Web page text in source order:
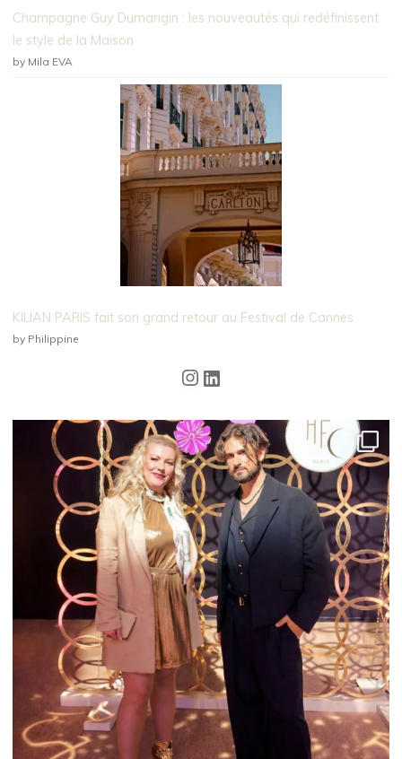
Champagne Guy Dumangin : les nouveautés qui redéfinissent
le style de la Maison
by Mila EVA
KILIAN PARIS fait son grand retour au Festival de Cannes
by Philippine
Instagram
LinkedIn